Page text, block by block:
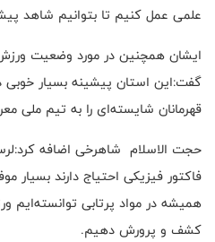
علمی عمل کنیم تا بتوانیم شاهد
ایشان همچنین در مورد وضعیت
گفت:این استان پیشینه بسیار خوبی
قهرمانان شایسته‌ای را به تیم ملی
حجت الاسلام شاهرخی اضافه
فاکتور فیزیکی احتیاج دارند بسیار
همیشه در مواد پرتابی توانسته‌ایم
کشف و پرورش دهیم.